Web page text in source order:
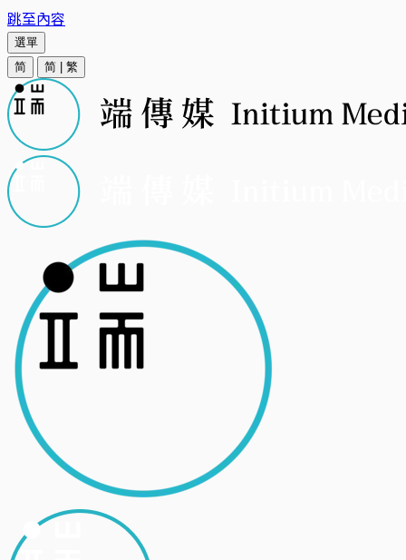
跳至內容
選單
简
简 繁